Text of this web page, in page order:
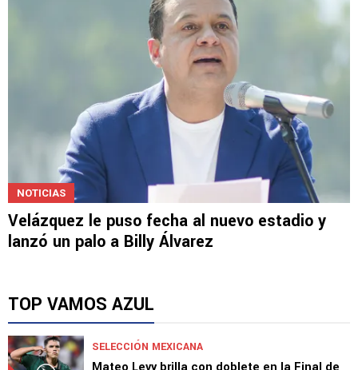
NOTICIAS
Velázquez le puso fecha al nuevo estadio y
lanzó un palo a Billy Álvarez
TOP VAMOS AZUL
SELECCIÓN MEXICANA